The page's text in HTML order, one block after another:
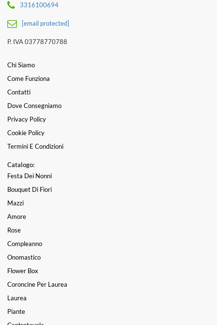
3316100694
[email protected]
P. IVA 03778770788
Chi Siamo
Come Funziona
Contatti
Dove Consegniamo
Privacy Policy
Cookie Policy
Termini E Condizioni
Catalogo:
Festa Dei Nonni
Bouquet Di Fiori
Mazzi
Amore
Rose
Compleanno
Onomastico
Flower Box
Coroncine Per Laurea
Laurea
Piante